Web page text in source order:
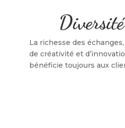
Diversité
La richesse des
de créativité et
bénéficie toujours aux